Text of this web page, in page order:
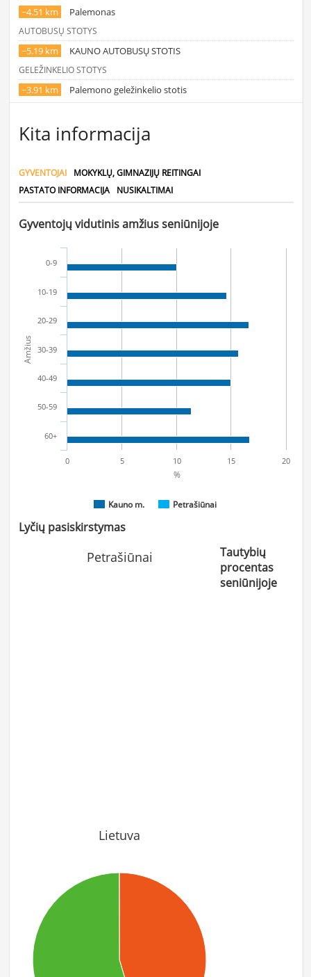
~4.51 km
Palemonas
AUTOBUSŲ STOTYS
~5.19 km KAUNO AUTOBUSŲ STOTIS
GELEŽINKELIO STOTYS
~3.91 km Palemono geležinkelio stotis
Kita informacija
GYVENTOJAI
MOKYKLŲ, GIMNAZIJŲ REITINGAI
PASTATO INFORMACIJA
NUSIKALTIMAI
Gyventojų vidutinis amžius seniūnijoje
Amžius
%
Kauno m. Petrašiūnai
0-9
10-19
20-29
30-39
40-49
50-59
60+
0 5 10 15 20
Lyčių pasiskirstymas
Petrašiūnai
Lietuva
Tautybių
procentas
seniūnijoje